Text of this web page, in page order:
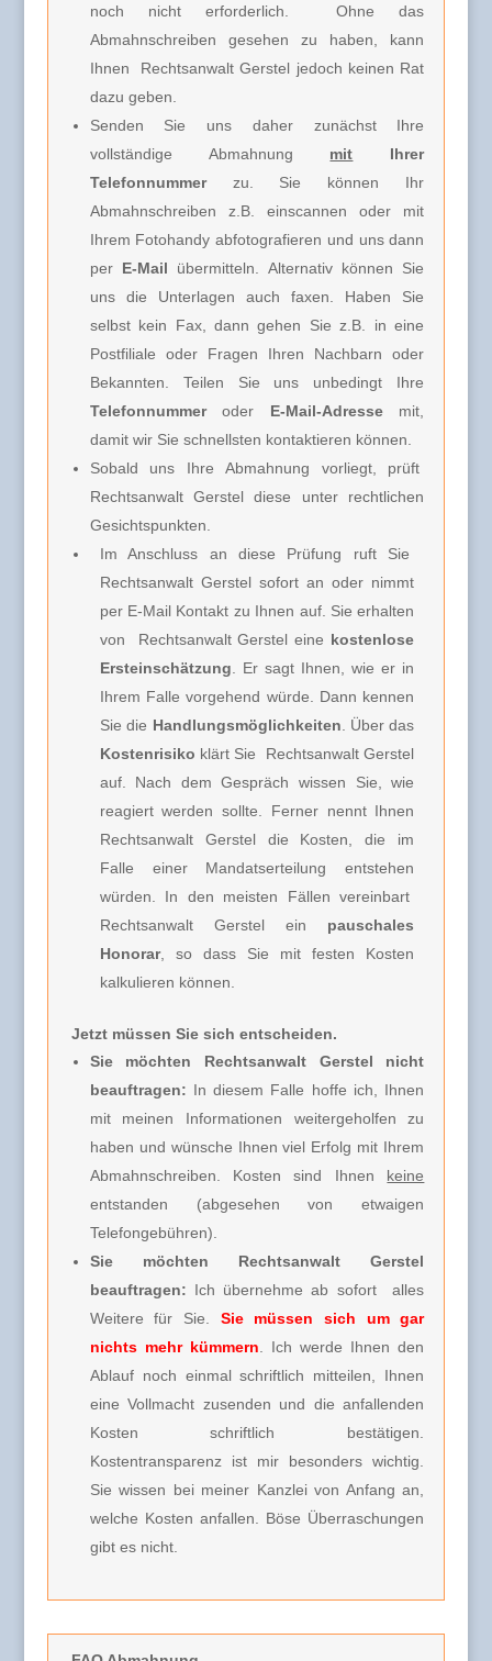
noch nicht erforderlich.
Ohne das
Abmahnschreiben gesehen zu haben, kann
Ihnen Rechtsanwalt Gerstel jedoch keinen Rat
dazu geben.
Senden Sie uns daher zunächst Ihre
vollständige Abmahnung mit Ihrer
Telefonnummerzu. Sie können Ihr
Abmahnschreiben z.B. einscannen oder mit
Ihrem Fotohandy abfotografieren und uns dann
per E-Mail übermitteln. Alternativ können Sie
uns die Unterlagen auch faxen. Haben Sie
selbst kein Fax, dann gehen Sie z.B. in eine
Postfiliale oder Fragen Ihren Nachbarn oder
Bekannten. Teilen Sie uns unbedingt Ihre
Telefonnummeroder E-Mail-Adressemit,
damit wir Sie schnellsten kontaktieren können.
Sobald uns Ihre Abmahnung vorliegt, prüft
Rechtsanwalt Gerstel diese unter rechtlichen
Gesichtspunkten.
Im Anschluss an diese Prüfung ruft Sie
Rechtsanwalt Gerstel sofort an oder nimmt
per E-Mail Kontakt zu Ihnen auf. Sie erhalten
von
Rechtsanwalt Gerstel eine kostenlose
Ersteinschätzung . Er sagt Ihnen, wie er in
Ihrem Falle vorgehend würde. Dann kennen
Sie die Handlungsmöglichkeiten . Über das
Kostenrisiko klärt Sie
Rechtsanwalt Gerstel
auf. Nach dem Gespräch wissen Sie, wie
reagiert werden sollte. Ferner nennt Ihnen
Rechtsanwalt Gerstel die Kosten, die im
Falle einer Mandatserteilung entstehen
würden. In den meisten Fällen vereinbart
Rechtsanwalt Gerstelein pauschales
Honorar, so dass Sie mit festen Kosten
kalkulieren können.
Jetzt müssen Sie sich entscheiden.
Sie möchten Rechtsanwalt Gerstel nicht
beauftragen: In diesem Falle hoffe ich, Ihnen
mit meinen Informationen weitergeholfen zu
haben und wünsche Ihnen viel Erfolg mit Ihrem
Abmahnschreiben. Kosten sind Ihnen keine
entstanden (abgesehen von etwaigen
Telefongebühren).
Sie möchten Rechtsanwalt Gerstel
beauftragen: Ich übernehme ab sofort alles
Weitere für Sie. Sie müssen sich um gar
nichts mehr kümmern . Ich werde Ihnen den
Ablauf noch einmal schriftlich mitteilen, Ihnen
eine Vollmacht zusenden und die anfallenden
Kosten schriftlich bestätigen.
Kostentransparenz ist mir besonders wichtig.
Sie wissen bei meiner Kanzlei von Anfang an,
welche Kosten anfallen. Böse Überraschungen
gibt es nicht.